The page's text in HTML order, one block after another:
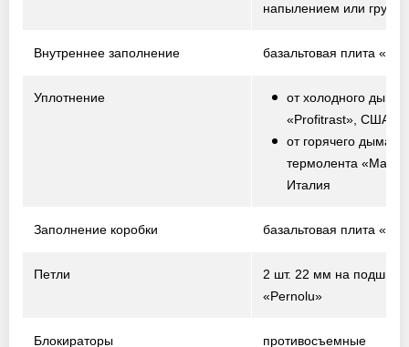
напылением или
Внутреннее заполнение базальтовая плита
Уплотнение
от холодного дыма
«Profitrast», США
от горячего дыма –
термолента
Италия
Заполнение коробки базальтовая плита
Петли
2 шт. 22 мм на
«Pernolu»
Блокираторы противосъемные